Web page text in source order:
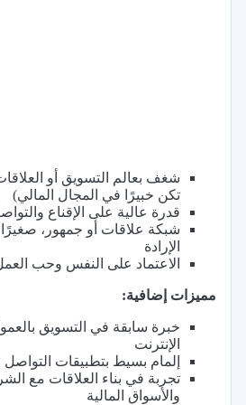
شغف بعالم التسويق أو
تكن خبيرًا في المجال المالي)
قدرة عالية على الإقناع
شبكة علاقات أو جمهور، صغيرًا
الإرادة
الاعتماد على النفس وحب العمل
مميزات إضافية:
خبرة سابقة في التسويق
الإنترنت
إلمام بسيط بتطبيقات التواصل
تجربة في بناء العلاقات مع
والأسواق المالية